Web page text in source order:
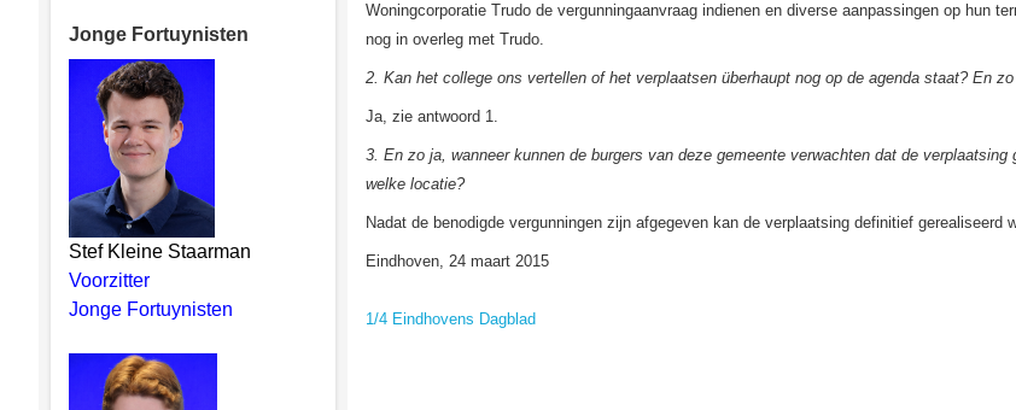
Jonge Fortuynisten
Stef Kleine Staarman
Voorzitter
Jonge Fortuynisten
Woningcorporatie Trudo de vergunningaanvraag indienen en diverse aanpassingen op hun
nog in overleg met Trudo.
2. Kan het college ons vertellen of het verplaatsen überhaupt nog op de agenda staat? En
Ja, zie antwoord 1.
3. En zo ja, wanneer kunnen de burgers van deze gemeente verwachten dat de verplaatsing
welke locatie?
Nadat de benodigde vergunningen zijn afgegeven kan de verplaatsing definitief gerealiseerd
Eindhoven, 24 maart 2015
1/4 Eindhovens Dagblad